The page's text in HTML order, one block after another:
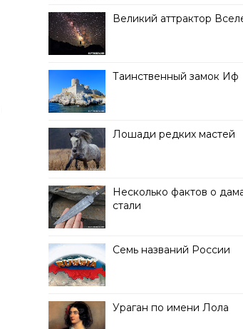
Великий аттрактор
Таинственный замок Иф
Лошади редких мастей
Несколько фактов о
стали
Семь названий России
Ураган по имени Лола